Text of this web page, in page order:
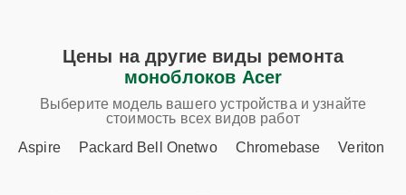
Цены на другие виды ремонта
моноблоков Acer
Выберите модель вашего устройства и узнайте
стоимость всех видов работ
Aspire
Packard Bell Onetwo Chromebase Veriton